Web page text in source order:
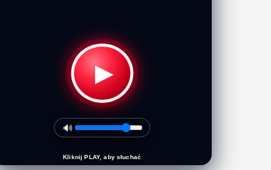
▶
🔊
Kliknij PLAY, aby słuchać